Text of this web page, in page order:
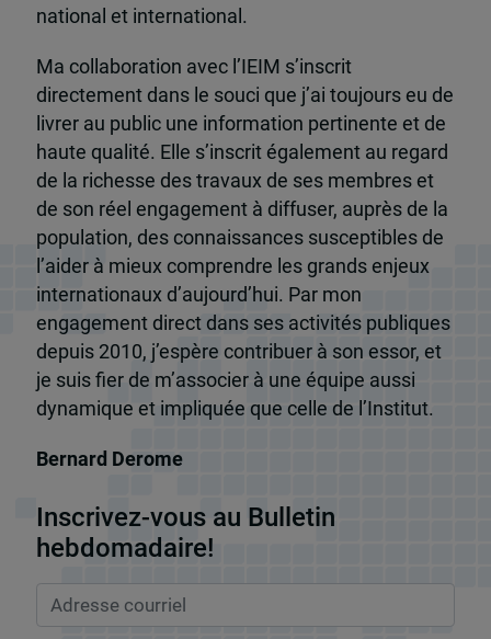
national et international.
Ma collaboration avec l’IEIM s’inscrit
directement dans le souci que j’ai toujours eu de
livrer au public une information pertinente et de
haute qualité. Elle s’inscrit également au regard
de la richesse des travaux de ses membres et
de son réel engagement à diffuser, auprès de la
population, des connaissances susceptibles de
l’aider à mieux comprendre les grands enjeux
internationaux d’aujourd’hui. Par mon
engagement direct dans ses activités publiques
depuis 2010, j’espère contribuer à son essor, et
je suis fier de m’associer à une équipe aussi
dynamique et impliquée que celle de l’Institut.
Bernard Derome
Inscrivez-vous au Bulletin
hebdomadaire!